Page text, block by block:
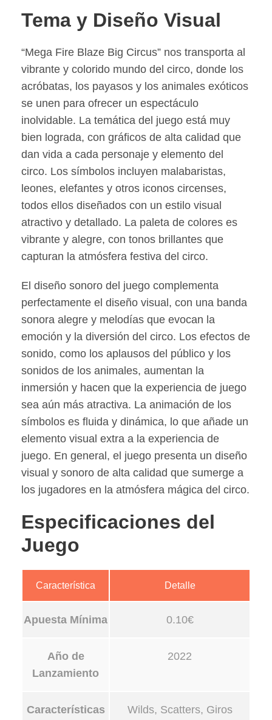
Tema y Diseño Visual
“Mega Fire Blaze Big Circus” nos transporta al
vibrante y colorido mundo del circo, donde los
acróbatas, los payasos y los animales exóticos
se unen para ofrecer un espectáculo
inolvidable. La temática del juego está muy
bien lograda, con gráficos de alta calidad que
dan vida a cada personaje y elemento del
circo. Los símbolos incluyen malabaristas,
leones, elefantes y otros iconos circenses,
todos ellos diseñados con un estilo visual
atractivo y detallado. La paleta de colores es
vibrante y alegre, con tonos brillantes que
capturan la atmósfera festiva del circo.
El diseño sonoro del juego complementa
perfectamente el diseño visual, con una banda
sonora alegre y melodías que evocan la
emoción y la diversión del circo. Los efectos de
sonido, como los aplausos del público y los
sonidos de los animales, aumentan la
inmersión y hacen que la experiencia de juego
sea aún más atractiva. La animación de los
símbolos es fluida y dinámica, lo que añade un
elemento visual extra a la experiencia de
juego. En general, el juego presenta un diseño
visual y sonoro de alta calidad que sumerge a
los jugadores en la atmósfera mágica del circo.
Especificaciones del
Juego
Característica Detalle
Apuesta Mínima 0.10€
Año de
Lanzamiento
2022
Características
Wilds, Scatters, Giros